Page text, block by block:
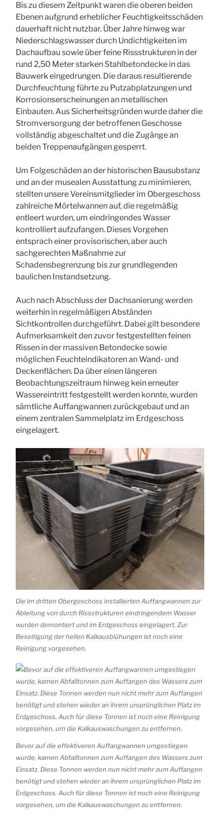
Bis zu diesem Zeitpunkt waren die oberen beiden
Ebenen aufgrund erheblicher Feuchtigkeitsschäden
dauerhaft nicht nutzbar. Über Jahre hinweg war
Niederschlagswasser durch Undichtigkeiten im
Dachaufbau sowie über feine Rissstrukturen in der
rund 2,50 Meter starken Stahlbetondecke in das
Bauwerk eingedrungen. Die daraus resultierende
Durchfeuchtung führte zu Putzabplatzungen und
Korrosionserscheinungen an metallischen
Einbauten. Aus Sicherheitsgründen wurde daher die
Stromversorgung der betroffenen Geschosse
vollständig abgeschaltet und die Zugänge an
beiden Treppenaufgängen gesperrt.
Um Folgeschäden an der historischen Bausubstanz
und an der musealen Ausstattung zu minimieren,
stellten unsere Vereinsmitglieder im Obergeschoss
zahlreiche Mörtelwannen auf, die regelmäßig
entleert wurden, um eindringendes Wasser
kontrolliert aufzufangen. Dieses Vorgehen
entsprach einer provisorischen, aber auch
sachgerechten Maßnahme zur
Schadensbegrenzung bis zur grundlegenden
baulichen Instandsetzung.
Auch nach Abschluss der Dachsanierung werden
weiterhin in regelmäßigen Abständen
Sichtkontrollen durchgeführt. Dabei gilt besondere
Aufmerksamkeit den zuvor festgestellten feinen
Rissen in der massiven Betondecke sowie
möglichen Feuchteindikatoren an Wand- und
Deckenflächen. Da über einen längeren
Beobachtungszeitraum hinweg kein erneuter
Wassereintritt festgestellt werden konnte, wurden
sämtliche Auffangwannen zurückgebaut und an
einem zentralen Sammelplatz im Erdgeschoss
eingelagert.
Die im dritten Obergeschoss installierten Auffangwannen zur
Ableitung von durch Rissstrukturen eindringendem Wasser
wurden demontiert und im Erdgeschoss eingelagert. Zur
Beseitigung der hellen Kalkausblühungen ist noch eine
Reinigung vorgesehen.
Bevor auf die effektiveren Auffangwannen umgestiegen
wurde, kamen Abfalltonnen zum Auffangen des Wassers zum
Einsatz. Diese Tonnen werden nun nicht mehr zum Auffangen
benötigt und stehen wieder an ihrem ursprünglichen Platz im
Erdgeschoss. Auch für diese Tonnen ist noch eine Reinigung
vorgesehen, um die Kalkauswaschungen zu entfernen.